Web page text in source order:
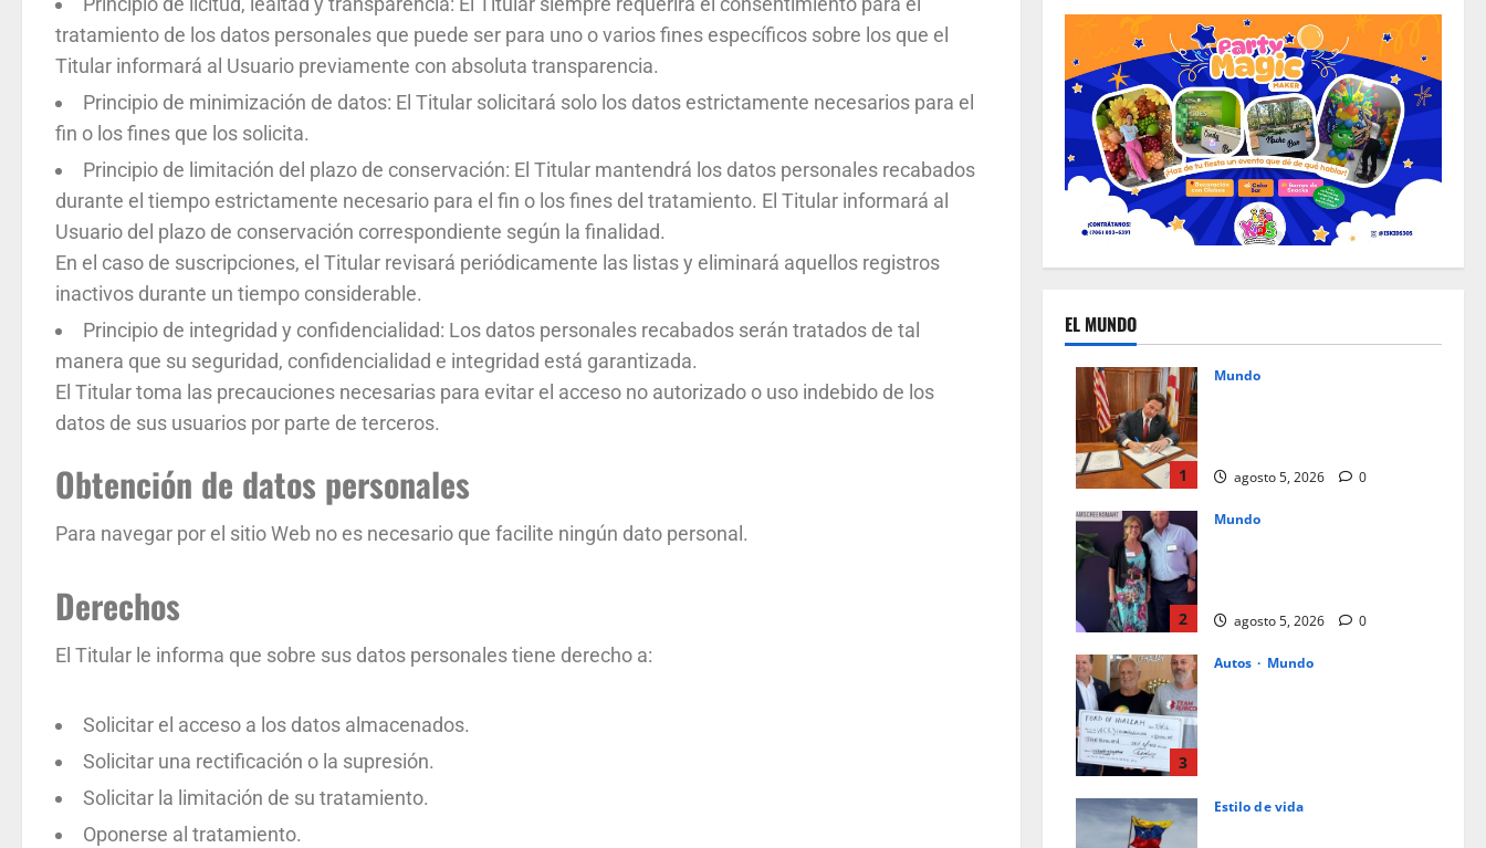
tratamiento de los datos personales que puede ser para uno o varios fines específicos sobre los que el
Titular informará al Usuario previamente con absoluta transparencia.
Principio de minimización de datos: El Titular solicitará solo los datos estrictamente necesarios para el
fin o los fines que los solicita.
Principio de limitación del plazo de conservación: El Titular mantendrá los datos personales recabados
durante el tiempo estrictamente necesario para el fin o los fines del tratamiento. El Titular informará al
Usuario del plazo de conservación correspondiente según la finalidad.
En el caso de suscripciones, el Titular revisará periódicamente las listas y eliminará aquellos registros
inactivos durante un tiempo considerable.
Principio de integridad y confidencialidad: Los datos personales recabados serán tratados de tal
manera que su seguridad, confidencialidad e integridad está garantizada.
El Titular toma las precauciones necesarias para evitar el acceso no autorizado o uso indebido de los
datos de sus usuarios por parte de terceros.
Obtención de datos personales
Para navegar por el sitio Web no es necesario que facilite ningún dato personal.
Derechos
El Titular le informa que sobre sus datos personales tiene derecho a:
Solicitar el acceso a los datos almacenados.
Solicitar una rectificación o la supresión.
Solicitar la limitación de su tratamiento.
Oponerse al tratamiento.
EL MUNDO
1
Mundo
agosto 5, 2026 0
2
Mundo
agosto 5, 2026 0
3
Autos Mundo
julio 23, 2026
Estilo de vida